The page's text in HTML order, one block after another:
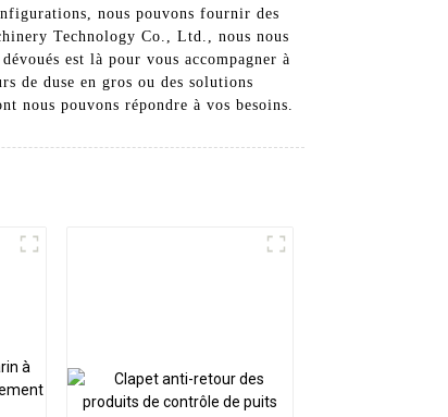
nous pouvons fournir des
Technology Co., Ltd., nous nous
est là pour vous accompagner à
de duse en gros ou des solutions
nous pouvons répondre à vos besoins.